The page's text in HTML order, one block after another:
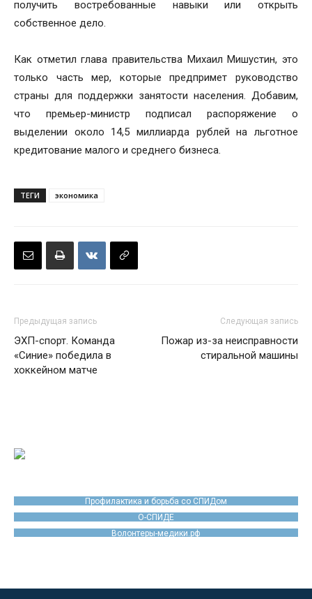
получить востребованные навыки или открыть
собственное дело.
Как отметил глава правительства Михаил Мишустин, это
только часть мер, которые предпримет руководство
страны для поддержки занятости населения. Добавим,
что премьер-министр подписал распоряжение о
выделении около 14,5 миллиарда рублей на льготное
кредитование малого и среднего бизнеса.
ТЕГИ экономика
Предыдущая запись
ЭХП-спорт. Команда
«Синие» победила в
хоккейном матче
Следующая запись
Пожар из-за неисправности
стиральной машины
Профилактика и борьба со СПИДом
О-СПИДЕ
Волонтеры-медики.рф